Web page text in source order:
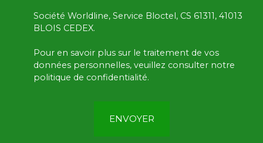
Société Worldline, Service Bloctel, CS 61311, 41013
BLOIS CEDEX.
Pour en savoir plus sur le traitement de vos
données personnelles, veuillez consulter notre
politique de confidentialité.
ENVOYER